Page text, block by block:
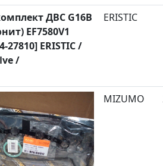
[3]
[64]
[144]
[1]
[23]
[11]
[1]
ДВС G16B
EF7580V1
27810] ERISTIC /
/
ERISTIC
MIZUMO